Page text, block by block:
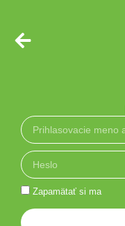
Zapamätať si ma